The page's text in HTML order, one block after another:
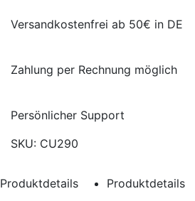
Versandkostenfrei ab 50€ in DE
Zahlung per Rechnung möglich
Persönlicher Support
SKU: CU290
Produktdetails Produktdetails